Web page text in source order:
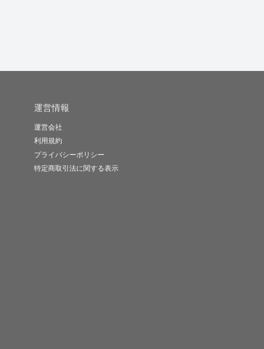
運営情報
運営会社
利用規約
プライバシーポリシー
特定商取引法に関する表示